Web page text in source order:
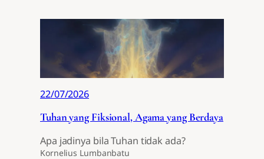
22/07/2026
Tuhan yang Fiksional, Agama yang Berdaya
Apa jadinya bila Tuhan tidak ada?
Kornelius Lumbanbatu